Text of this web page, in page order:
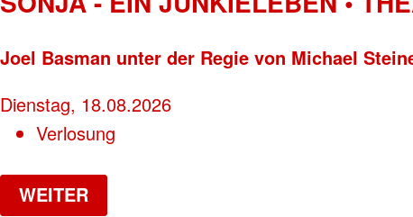
Joel Basman unter der Regie von Michael
Dienstag, 18.08.2026
Verlosung
WEITER